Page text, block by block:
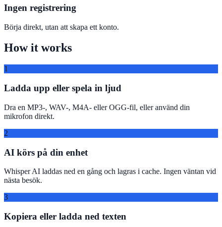
Ingen registrering
Börja direkt, utan att skapa ett konto.
How it works
1
Ladda upp eller spela in ljud
Dra en MP3-, WAV-, M4A- eller OGG-fil, eller använd din
mikrofon direkt.
2
AI körs på din enhet
Whisper AI laddas ned en gång och lagras i cache. Ingen väntan vid
nästa besök.
3
Kopiera eller ladda ned texten